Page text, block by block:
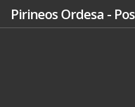
SkipPirineos Ordesa -